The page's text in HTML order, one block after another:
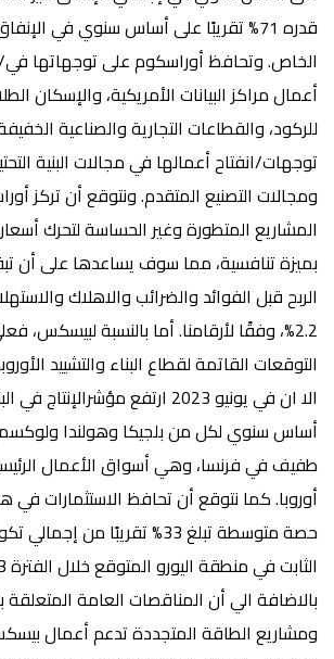
قدره 71% تقريبًا على أساس سنوي في
الخاص. وتحافظ أوراسكوم على توجهاتها
أعمال مراكز البيانات الأمريكية، والإسكان
للركود، والقطاعات التجارية والصناعية
توجهات/انفتاح أعمالها في مجالات البنية
ومجالات التصنيع المتقدم. ونتوقع أن تركز
المشاريع المتطورة وغير الحساسة لتحرك
بميزة تنافسية، مما سوف يساعدها على
الربح قبل الفوائد والضرائب والاهلاك
2.2%، وفقًا لأرقامنا. أما بالنسبة لبيسكس،
أساس سنوي لكل من بلجيكا وهولندا
طفيف في فرنسا، وهي أسواق الأعمال
أوروبا. كما نتوقع أن تحافظ الاستثمارات في
حصة متوسطة تبلغ 33% تقريبًا من
بالاضافة الي أن المناقصات العامة المتعلقة
ومشاريع الطاقة المتجددة تدعم أعمال